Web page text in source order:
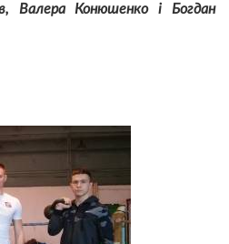
Валера Конюшенко і Богдан